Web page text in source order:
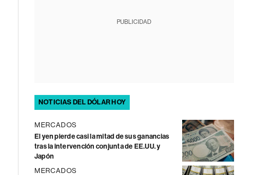
PUBLICIDAD
NOTICIAS DEL DÓLAR HOY
MERCADOS
El yen pierde casi la mitad de sus ganancias
tras la intervención conjunta de EE.UU. y
Japón
MERCADOS